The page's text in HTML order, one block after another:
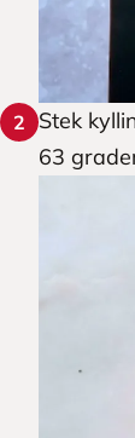
2
Stek
63